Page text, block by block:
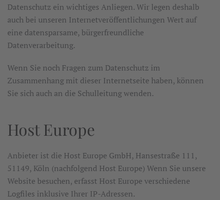
Datenschutz ein wichtiges Anliegen. Wir legen deshalb
auch bei unseren Internetveröffentlichungen Wert auf
eine datensparsame, bürgerfreundliche
Datenverarbeitung.
Wenn Sie noch Fragen zum Datenschutz im
Zusammenhang mit dieser Internetseite haben, können
Sie sich auch an die Schulleitung wenden.
Host Europe
Anbieter ist die Host Europe GmbH, Hansestraße 111,
51149, Köln (nachfolgend Host Europe) Wenn Sie unsere
Website besuchen, erfasst Host Europe verschiedene
Logfiles inklusive Ihrer IP-Adressen.